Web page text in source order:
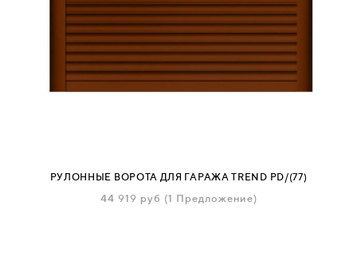
РУЛОННЫЕ ВОРОТА ДЛЯ ГАРАЖА TREND PD/(77)
44 919 руб (1 Предложение)